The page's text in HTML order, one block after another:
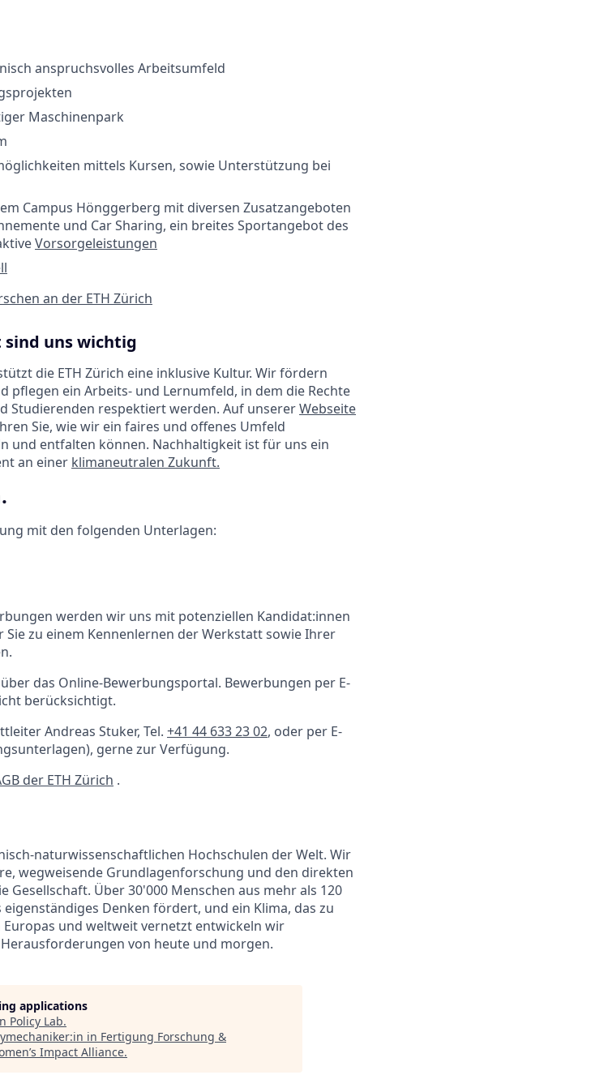
anspruchsvolles Arbeitsumfeld
Maschinenpark
mittels Kursen, sowie Unterstützung bei
Campus Hönggerberg mit diversen Zusatzangeboten
und Car Sharing, ein breites Sportangebot des
Vorsorgeleistungen
an der ETH Zürich
uns wichtig
die ETH Zürich eine inklusive Kultur. Wir fördern
pflegen ein Arbeits- und Lernumfeld, in dem die Rechte
Studierenden respektiert werden. Auf unsererWebseite
Sie, wie wir ein faires und offenes Umfeld
und entfalten können. Nachhaltigkeit ist für uns ein
an einer klimaneutralen Zukunft.
mit den folgenden Unterlagen:
werden wir uns mit potenziellen Kandidat:innen
zu einem Kennenlernen der Werkstatt sowie Ihrer
das Online-Bewerbungsportal. Bewerbungen per E-
berücksichtigt.
Andreas Stuker, Tel. +41 44 633 23 02, oder per E-
gerne zur Verfügung.
der ETH Zürich .
naturwissenschaftlichen Hochschulen der Welt. Wir
wegweisende Grundlagenforschung und den direkten
Gesellschaft. Über 30'000 Menschen aus mehr als 120
Denken fördert, und ein Klima, das zu
und weltweit vernetzt entwickeln wir
von heute und morgen.
applications
Policy Lab.
in Fertigung Forschung &
Impact Alliance.